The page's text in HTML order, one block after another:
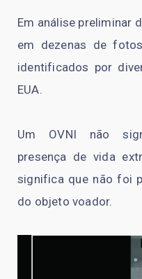
Em análise preliminar
em dezenas de
identificados por
EUA.
Um OVNI não
presença de vida
significa que não foi
do objeto voador.